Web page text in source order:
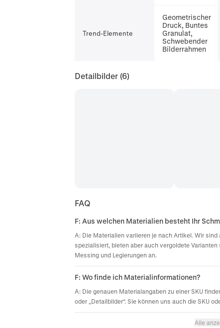
Trend-Elemente
Geometrischer
Druck, Buntes
Granulat,
Schwebender
Bilderrahmen
Detailbilder (6)
FAQ
F: Aus welchen Materialien besteht Ihr
A: Die Materialien variieren je nach Artikel. Wir
spezialisiert, bieten aber auch vergoldete
Messing und Legierungen an.
F: Wo finde ich Materialinformationen?
A: Die genauen Materialangaben zu einer SKU
oder „Detailbilder“. Sie können uns auch die SKU
Alle